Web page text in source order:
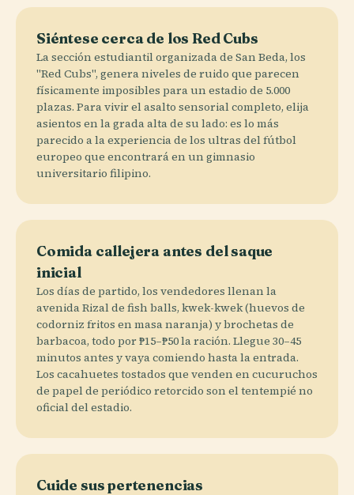
Siéntese cerca de los Red Cubs
La sección estudiantil organizada de San Beda, los
"Red Cubs", genera niveles de ruido que parecen
físicamente imposibles para un estadio de 5.000
plazas. Para vivir el asalto sensorial completo, elija
asientos en la grada alta de su lado: es lo más
parecido a la experiencia de los ultras del fútbol
europeo que encontrará en un gimnasio
universitario filipino.
Comida callejera antes del saque
inicial
Los días de partido, los vendedores llenan la
avenida Rizal de fish balls, kwek-kwek (huevos de
codorniz fritos en masa naranja) y brochetas de
barbacoa, todo por ₱15–₱50 la ración. Llegue 30–45
minutos antes y vaya comiendo hasta la entrada.
Los cacahuetes tostados que venden en cucuruchos
de papel de periódico retorcido son el tentempié no
oficial del estadio.
Cuide sus pertenencias